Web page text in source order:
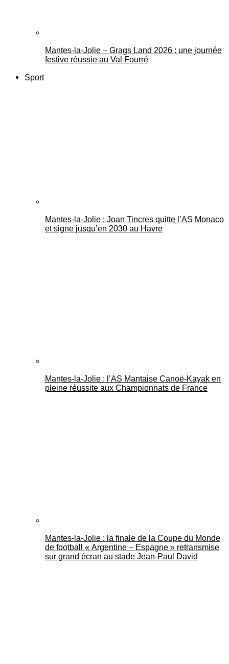
Mantes-la-Jolie – Grags Land 2026 : une journée
festive réussie au Val Fourré
Sport
Mantes-la-Jolie : Joan Tincres quitte l’AS Monaco
et signe jusqu’en 2030 au Havre
Mantes-la-Jolie : l’AS Mantaise Canoë‑Kayak en
pleine réussite aux Championnats de France
Mantes-la-Jolie : la finale de la Coupe du Monde
de football « Argentine – Espagne » retransmise
sur grand écran au stade Jean-Paul David